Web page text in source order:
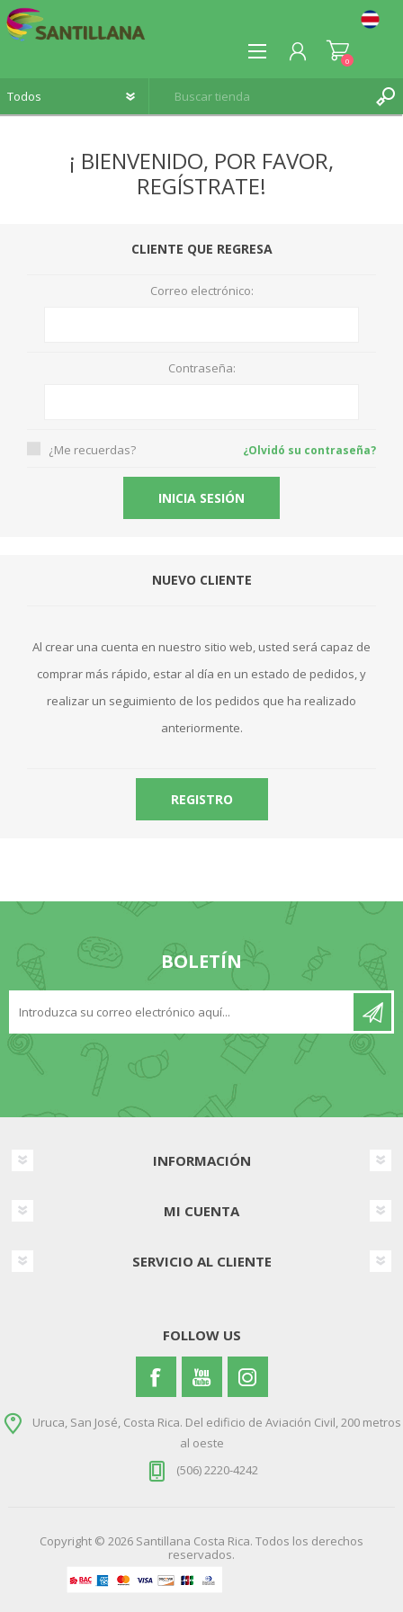
0
¡ BIENVENIDO, POR FAVOR,
REGÍSTRATE!
CLIENTE QUE REGRESA
Correo electrónico:
Contraseña:
¿Me recuerdas? ¿Olvidó su contraseña?
NUEVO CLIENTE
Al crear una cuenta en nuestro sitio web, usted será capaz de
comprar más rápido, estar al día en un estado de pedidos, y
realizar un seguimiento de los pedidos que ha realizado
anteriormente.
BOLETÍN
INFORMACIÓN
MI CUENTA
SERVICIO AL CLIENTE
FOLLOW US
Uruca, San José, Costa Rica. Del edificio de Aviación Civil, 200 metros
al oeste
(506) 2220-4242
Copyright © 2026 Santillana Costa Rica. Todos los derechos
reservados.